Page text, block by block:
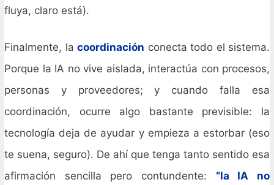
fluya, claro está).
Finalmente, la coordinación conecta todo el sistema.
Porque la IA no vive aislada, interactúa con procesos,
personas y proveedores; y cuando falla esa
coordinación, ocurre algo bastante previsible: la
tecnología deja de ayudar y empieza a estorbar (eso
te suena, seguro). De ahí que tenga tanto sentido esa
afirmación sencilla pero contundente: “la IA no